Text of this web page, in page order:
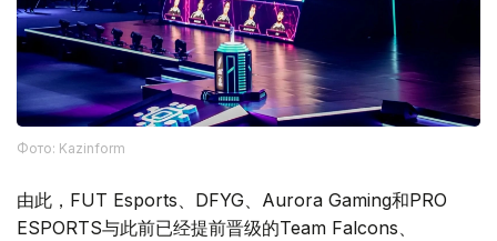
Фото: Kazinform
由此，FUT Esports、DFYG、Aurora Gaming和PRO
ESPORTS与此前已经提前晋级的Team Falcons、